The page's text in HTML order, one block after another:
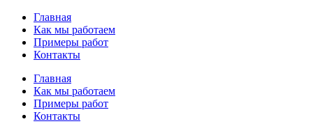
Перейти
содержимому
Главная
Как мы работаем
Примеры работ
Контакты
Главная
Как мы работаем
Примеры работ
Контакты